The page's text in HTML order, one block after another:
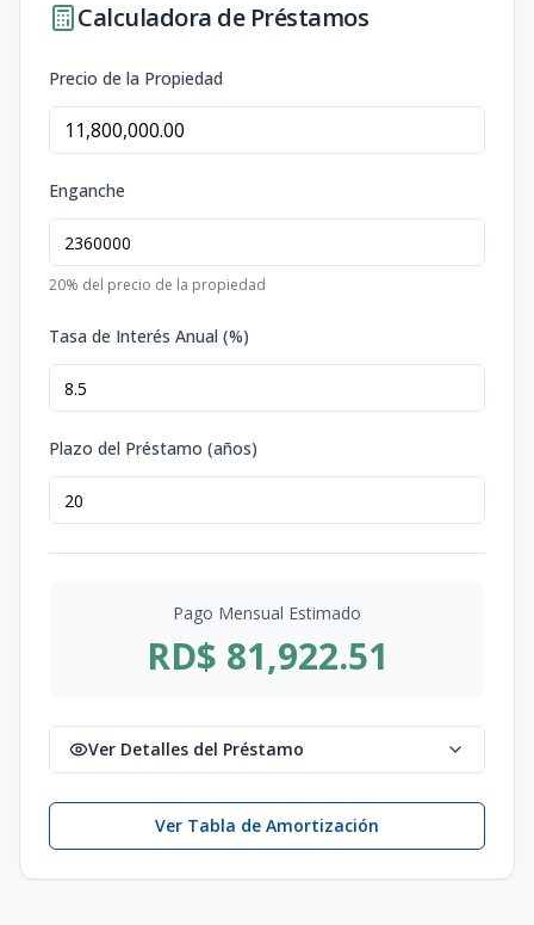
Calculadora de Préstamos
Precio de la Propiedad
Enganche
20% del precio de la propiedad
Tasa de Interés Anual (%)
Plazo del Préstamo (años)
Pago Mensual Estimado
RD$ 81,922.51
Ver Detalles del Préstamo
Ver Tabla de Amortización